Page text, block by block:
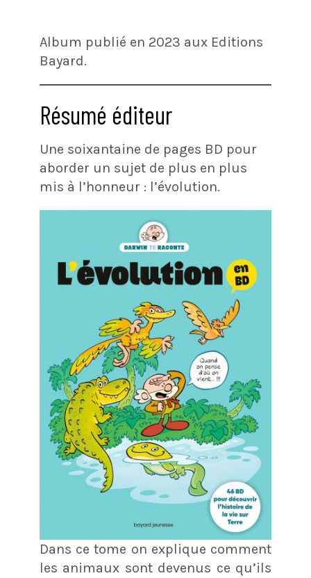
Album publié en 2023 aux Editions
Bayard.
Résumé éditeur
Une soixantaine de pages BD pour
aborder un sujet de plus en plus
mis à l’honneur : l’évolution.
Dans ce tome on explique comment
les animaux sont devenus ce qu’ils